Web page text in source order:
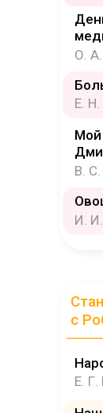
Е.
И.
Мой
В.
О.
с
Е. Г.